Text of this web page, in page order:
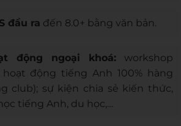
đầu ra đến 8.0+ bằng văn bản.
động ngoại khoá:workshop
động tiếng Anh 100% hàng
club); sự kiện chia sẻ kiến thức,
tiếng Anh, du học,…